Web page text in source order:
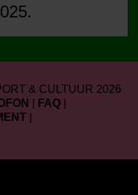
& CULTUUR 2026
FAQ